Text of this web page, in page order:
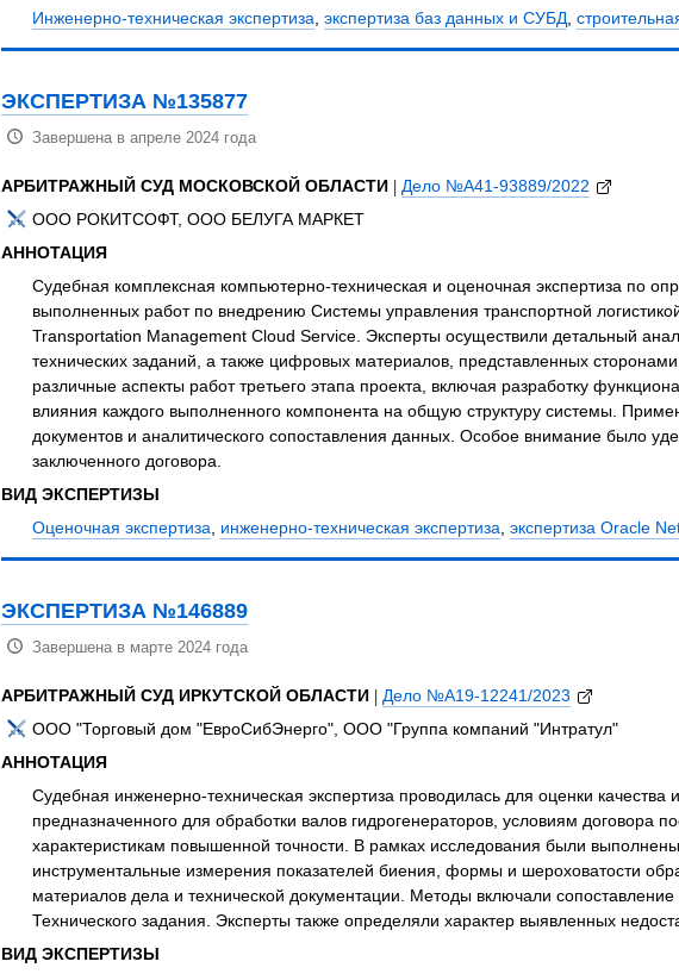
Инженерно-техническая экспертиза, экспертиза баз данных и СУБД,
ЭКСПЕРТИЗА №135877
Завершена в апреле 2024 года
АРБИТРАЖНЫЙ СУД МОСКОВСКОЙ ОБЛАСТИ | Дело №А41-93889/2022
ООО РОКИТСОФТ, ООО БЕЛУГА МАРКЕТ
АННОТАЦИЯ
Судебная комплексная компьютерно-техническая и оценочная экспертиза по
выполненных работ по внедрению Системы управления транспортной
Transportation Management Cloud Service. Эксперты осуществили детальный
технических заданий, а также цифровых материалов, представленных
различные аспекты работ третьего этапа проекта, включая разработку
влияния каждого выполненного компонента на общую структуру системы.
документов и аналитического сопоставления данных. Особое внимание было
заключенного договора.
ВИД ЭКСПЕРТИЗЫ
Оценочная экспертиза, инженерно-техническая экспертиза, экспертиза Oracle
ЭКСПЕРТИЗА №146889
Завершена в марте 2024 года
АРБИТРАЖНЫЙ СУД ИРКУТСКОЙ ОБЛАСТИ | Дело №А19-12241/2023
ООО "Торговый дом "ЕвроСибЭнерго", ООО "Группа компаний "Интратул"
АННОТАЦИЯ
Судебная инженерно-техническая экспертиза проводилась для оценки качества
предназначенного для обработки валов гидрогенераторов, условиям договора
характеристикам повышенной точности. В рамках исследования были
инструментальные измерения показателей биения, формы и шероховатости
материалов дела и технической документации. Методы включали
Технического задания. Эксперты также определяли характер выявленных
ВИД ЭКСПЕРТИЗЫ